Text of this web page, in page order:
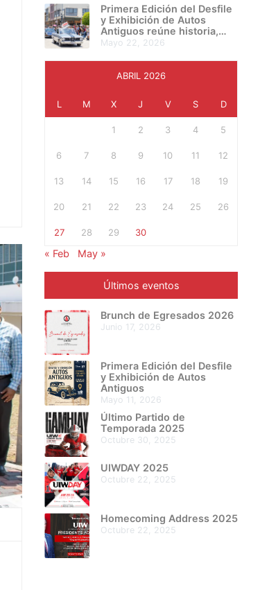
en una noche de
creatividad e innovación
Primera Edición del Desfile
y Exhibición de Autos
Antiguos reúne historia,
cultura y pasión automotriz
mayo 22, 2026
ABRIL 2026
L M X J V S D
1 2 3 4 5
6 7 8 9 10 11 12
13 14 15 16 17 18 19
20 21 22 23 24 25 26
27 28 29 30
« Feb May »
Últimos eventos
Brunch de Egresados 2026
junio 17, 2026
Primera Edición del Desfile
y Exhibición de Autos
Antiguos
mayo 11, 2026
Último Partido de
Temporada 2025
octubre 30, 2025
UIWDAY 2025
octubre 22, 2025
Homecoming Address 2025
octubre 22, 2025